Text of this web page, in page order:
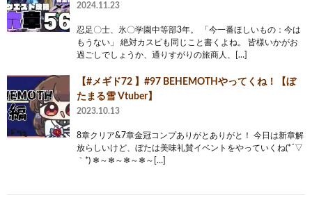
2024.11.23
忍足〇士、氷〇学園中等部3年。 「今一番ほしいもの：今は
もうない」 絶対カスピも同じこと書くよね。 皆様いかがお
過ごしでしょうか、通りすがりの旅商人、[…]
【#メギド72 】#97 BEHEMOTHやってくね！【ぼ
たまる雪 Vtuber】
2023.10.13
8章クリア&7章金冠コンプありがとありがと！ 今日は新章解
放らしいけど、ぼたは美味礼賛イベントをやっていくね(*´▽
｀*) ❄～❄～❄～❄～[…]